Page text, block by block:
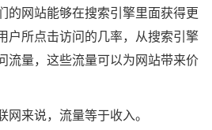
网站能够在搜索引擎里面获得更
户所点击访问的几率，从搜索引擎
流量，这些流量可以为网站带来价
来说，流量等于收入。